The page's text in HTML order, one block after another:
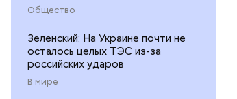
Общество
Зеленский: На Украине почти не
осталось целых ТЭС из-за
российских ударов
В мире